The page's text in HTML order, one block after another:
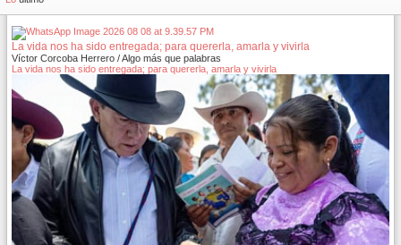
La vida nos ha sido entregada; para quererla, amarla y vivirla
Víctor Corcoba Herrero / Algo más que palabras
La vida nos ha sido entregada; para quererla, amarla y vivirla